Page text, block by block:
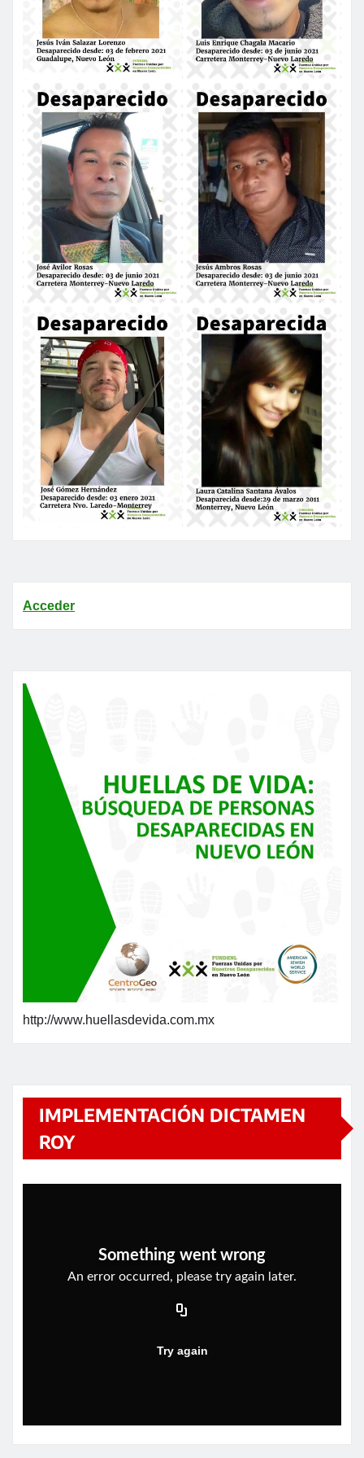
Acceder
http://www.huellasdevida.com.mx
IMPLEMENTACIÓN DICTAMEN
ROY